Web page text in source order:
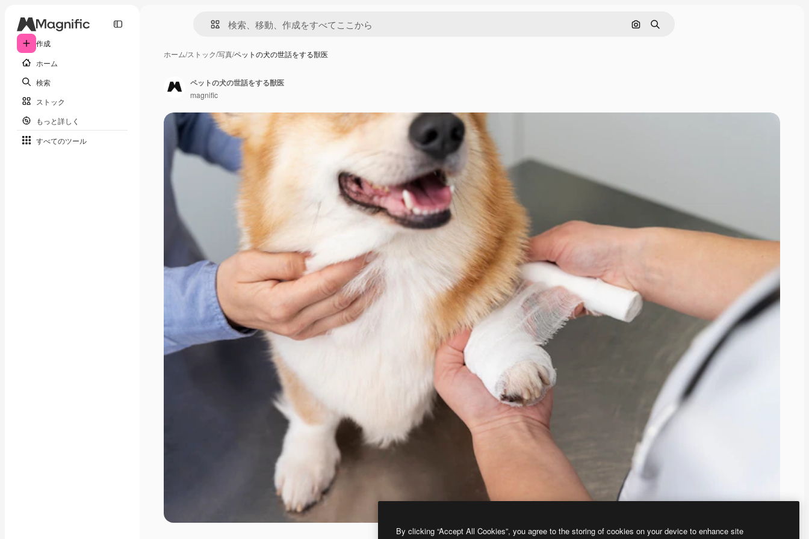
作成
ホーム
検索
ストック
もっと詳しく
すべてのツール
画像で検索
検索
ホーム/ストック/写真/ペットの犬の世話をする獣医
ペットの犬の世話をする獣医
magnific
By clicking “Accept All Cookies”, you agree to the storing of cookies on your device to enhance site